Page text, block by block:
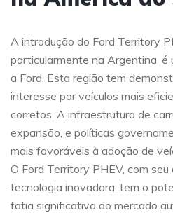
A introdução do Ford Territory
particularmente na Argentina, é
a Ford. Esta região tem
interesse por veículos mais
corretos. A infraestrutura de
expansão, e políticas
mais favoráveis à adoção de
O Ford Territory PHEV, com
tecnologia inovadora, tem o
fatia significativa do mercado